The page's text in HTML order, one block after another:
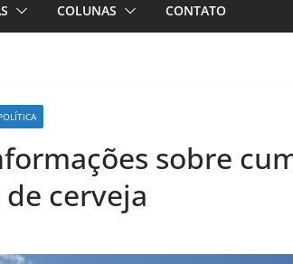
COLUNAS CONTATO
sobre
cerveja